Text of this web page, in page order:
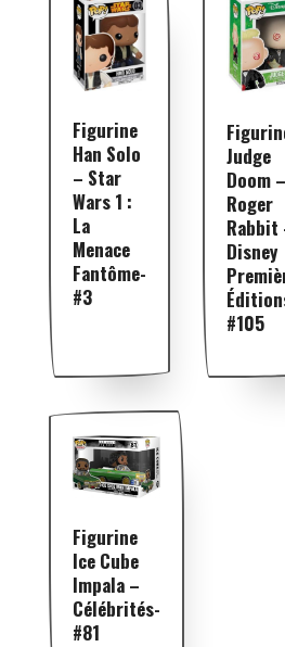
Figurine
Han Solo
– Star
Wars 1 :
La
Menace
Fantôme-
#3
Judge
Doom –
Roger
Rabbit
Disney
#105
Figurine
Ice Cube
Impala –
Célébrités-
#81